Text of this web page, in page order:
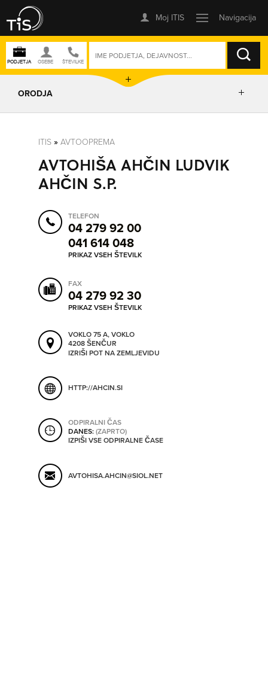
ISKANJE
SO NON-STOP ODPRTA
ORODJA
IZRIŠI POT
ORODJA
SHRANI V MOJ ITIS
ITIS » AVTOOPREMA
AVTOHIŠA AHČIN LUDVIK
AHČIN S.P.
TELEFON
04 279 92 00
041 614 048
PRIKAZ VSEH ŠTEVILK
FAX
04 279 92 30
PRIKAZ VSEH ŠTEVILK
VOKLO 75 A, VOKLO
4208 ŠENČUR
IZRIŠI POT NA ZEMLJEVIDU
HTTP://AHCIN.SI
ODPIRALNI ČAS
DANES:(ZAPRTO)
IZPIŠI VSE ODPIRALNE ČASE
AVTOHISA.AHCIN@SIOL.NET